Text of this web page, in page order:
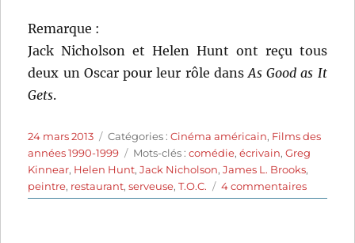
Remarque :
Jack Nicholson et Helen Hunt ont reçu tous
deux un Oscar pour leur rôle dans As Good as It
Gets.
Publié
le
24 mars 2013 Catégories
Catégories :Cinéma américain, Films des
années 1990-1999
Étiquettes
Mots-clés :comédie,écrivain,Greg
Kinnear, Helen Hunt,Jack Nicholson,James L. Brooks,
peintre, restaurant,serveuse,T.O.C. 4 commentairessur
Pour